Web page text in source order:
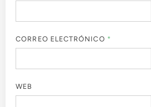
CORREO ELECTRÓNICO *
WEB